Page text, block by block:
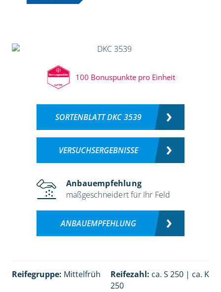
100 Bonuspunkte pro Einheit
SORTENBLATT DKC 3539
VERSUCHSERGEBNISSE
Anbauempfehlung
maßgeschneidert für Ihr Feld
ANBAUEMPFEHLUNG
Reifegruppe: Mittelfrüh Reifezahl: ca. S 250 | ca. K
250